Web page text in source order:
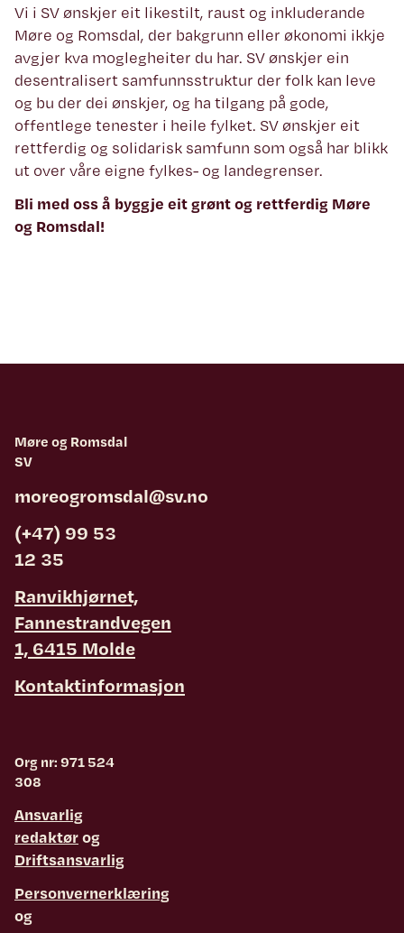
Vi i SV ønskjer eit likestilt, raust og inkluderande
Møre og Romsdal, der bakgrunn eller økonomi ikkje
avgjer kva moglegheiter du har. SV ønskjer ein
desentralisert samfunnsstruktur der folk kan leve
og bu der dei ønskjer, og ha tilgang på gode,
offentlege tenester i heile fylket. SV ønskjer eit
rettferdig og solidarisk samfunn som også har blikk
ut over våre eigne fylkes- og landegrenser.
Bli med oss å byggje eit grønt og rettferdig Møre
og Romsdal!
Møre og Romsdal
SV
moreogromsdal@sv.no
(+47) 99 53
12 35
Ranvikhjørnet,
Fannestrandvegen
1, 6415 Molde
Kontaktinformasjon
Org nr: 971 524
308
Ansvarlig
redaktørog
Driftsansvarlig
Personvernerklæring
og